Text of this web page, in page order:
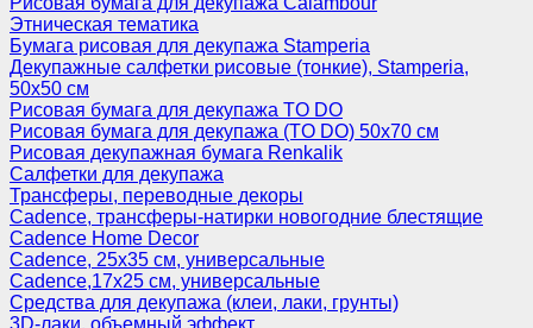
Этническая тематика
Бумага рисовая для декупажа Stamperia
Декупажные салфетки рисовые (тонкие), Stamperia,
50х50 см
Рисовая бумага для декупажа TO DO
Рисовая бумага для декупажа (TO DO) 50х70 см
Рисовая декупажная бумага Renkalik
Салфетки для декупажа
Трансферы, переводные декоры
Cadence, трансферы-натирки новогодние блестящие
Cadence Home Decor
Cadence, 25х35 см, универсальные
Cadence,17х25 см, универсальные
Средства для декупажа (клеи, лаки, грунты)
3D-лаки, объемный эффект